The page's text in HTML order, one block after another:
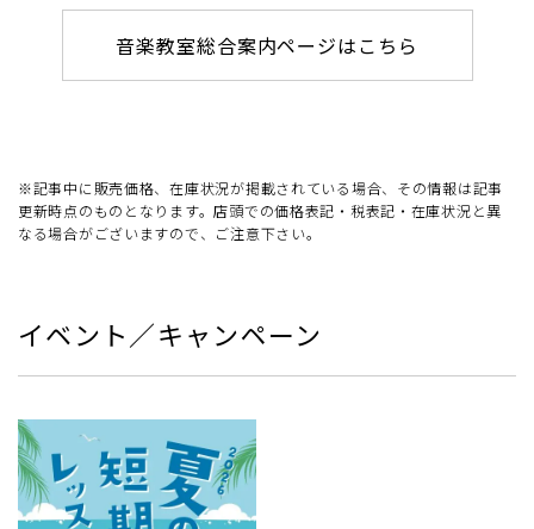
音楽教室総合案内ページはこちら
※記事中に販売価格、在庫状況が掲載されている場合、その情報は記事
更新時点のものとなります。店頭での価格表記・税表記・在庫状況と異
なる場合がございますので、ご注意下さい。
イベント／キャンペーン